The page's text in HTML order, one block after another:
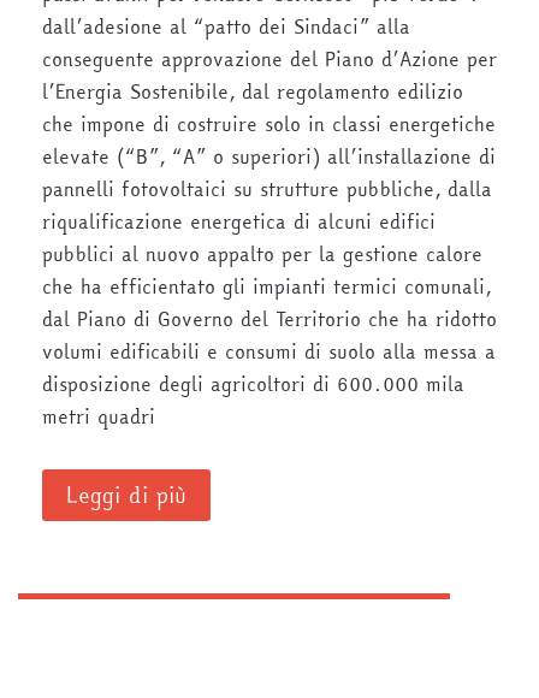
dall’adesione al “patto dei Sindaci” alla
conseguente approvazione del Piano d’Azione per
l’Energia Sostenibile, dal regolamento edilizio
che impone di costruire solo in classi energetiche
elevate (“B”, “A” o superiori) all’installazione di
pannelli fotovoltaici su strutture pubbliche, dalla
riqualificazione energetica di alcuni edifici
pubblici al nuovo appalto per la gestione calore
che ha efficientato gli impianti termici comunali,
dal Piano di Governo del Territorio che ha ridotto
volumi edificabili e consumi di suolo alla messa a
disposizione degli agricoltori di 600.000 mila
metri quadri
Leggi di più